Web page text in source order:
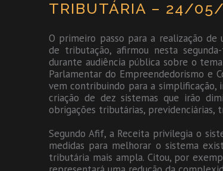
TRIBUTÁRIA – 24/
O primeiro passo para a realização
de tributação, afirmou nesta
durante audiência pública sobre o
Parlamentar do Empreendedorismo e
vem contribuindo para a simplificação,
criação de dez sistemas que irão
obrigações tributárias, previdenciárias,
Segundo Afif, a Receita privilegia o
medidas para melhorar o sistema
tributária mais ampla. Citou, por